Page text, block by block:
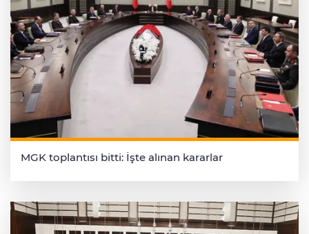
MGK toplantısı bitti: İşte alınan kararlar